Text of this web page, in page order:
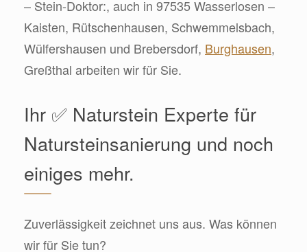
– Stein-Doktor:, auch in 97535 Wasserlosen –
Kaisten, Rütschenhausen, Schwemmelsbach,
Wülfershausen und Brebersdorf, Burghausen,
Greßthal arbeiten wir für Sie.
Ihr ✅ Naturstein Experte für
Natursteinsanierung und noch
einiges mehr.
Zuverlässigkeit zeichnet uns aus. Was können
wir für Sie tun?